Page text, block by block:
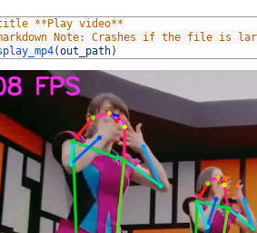
**Play video**
Note: Crashes if the file is
(out_path)